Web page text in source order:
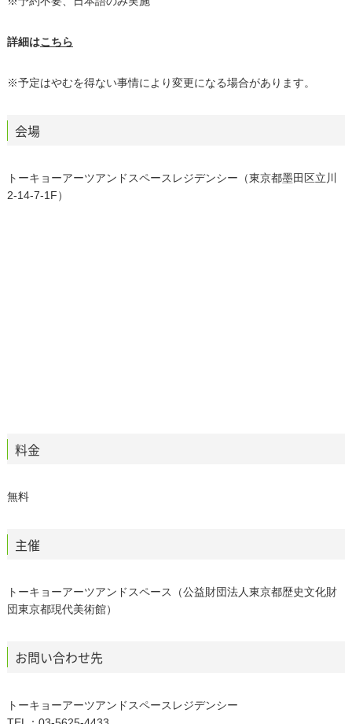
詳細はこちら
※予定はやむを得ない事情により変更になる場合があります。
会場
トーキョーアーツアンドスペースレジデンシー（東京都墨田区立川
2-14-7-1F）
料金
無料
主催
トーキョーアーツアンドスペース（公益財団法人東京都歴史文化財
団東京都現代美術館）
お問い合わせ先
トーキョーアーツアンドスペースレジデンシー